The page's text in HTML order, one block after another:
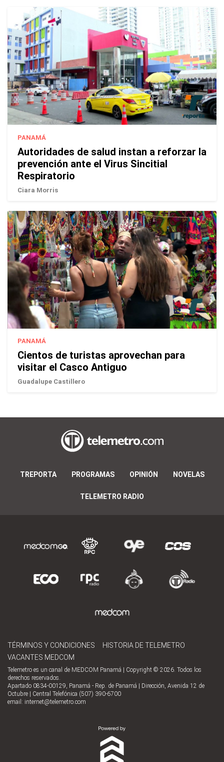
PANAMÁ
Autoridades de salud instan a reforzar la
prevención ante el Virus Sincitial
Respiratorio
Ciara Morris
PANAMÁ
Cientos de turistas aprovechan para
visitar el Casco Antiguo
Guadalupe Castillero
TREPORTA PROGRAMAS OPINIÓN NOVELAS
TELEMETRO RADIO
TÉRMINOS Y CONDICIONES
HISTORIA DE TELEMETRO
VACANTES MEDCOM
Telemetro es un canal de MEDCOM Panamá | Copyright © 2026. Todos los
derechos reservados.
Apartado 0834-00129, Panamá - Rep. de Panamá | Dirección, Avenida 12 de
Octubre | Central Telefónica (507) 390-6700
email: internet@telemetro.com